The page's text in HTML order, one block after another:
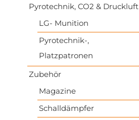
Pyrotechnik, CO2 & Druckluft
LG- Munition
Pyrotechnik-,
Platzpatronen
Zubehör
Magazine
Schalldämpfer